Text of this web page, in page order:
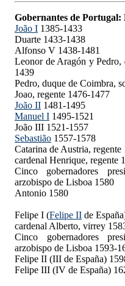
Gobernantes de
João I 1385-1433
Duarte 1433-1438
Alfonso V 1438-1481
Leonor de Aragón y Pedro,
1439
Pedro, duque de Coimbra,
Joao, regente 1476-1477
João II 1481-1495
Manuel I 1495-1521
João III 1521-1557
Sebastião 1557-1578
Catarina de Austria, regente
cardenal Henrique, regente
Cinco gobernadores
arzobispo de Lisboa 1580
Antonio 1580
Felipe I (Felipe II de
cardenal Alberto, virrey
Cinco gobernadores
arzobispo de Lisboa 1593-
Felipe II (III de España)
Felipe III (IV de España)